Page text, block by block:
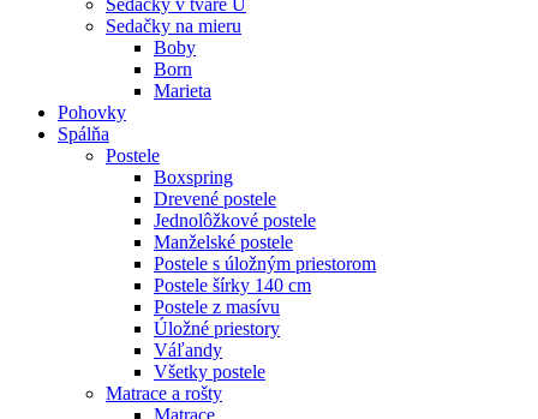
Sedačky v tvare U
Sedačky na mieru
Boby
Born
Marieta
Pohovky
Spálňa
Postele
Boxspring
Drevené postele
Jednolôžkové postele
Manželské postele
Postele s úložným priestorom
Postele šírky 140 cm
Postele z masívu
Úložné priestory
Váľandy
Všetky postele
Matrace a rošty
Matrace